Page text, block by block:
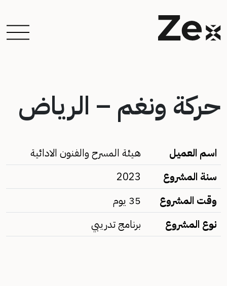
حركة ونغم – الرياض
اسم العميل
هيئة المسرح والفنون الادائية
سنة المشروع
2023
وقت المشروع
35 يوم
نوع المشروع
برنامج تدريبي